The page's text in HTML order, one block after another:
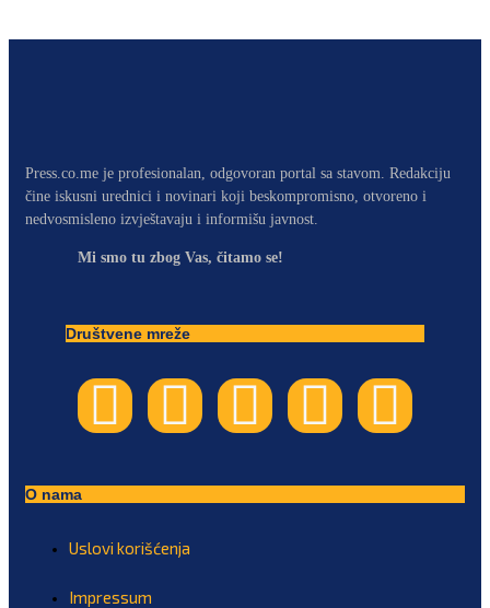
Press.co.me je profesionalan, odgovoran portal sa stavom. Redakciju
čine iskusni urednici i novinari koji beskompromisno, otvoreno i
nedvosmisleno izvještavaju i informišu javnost.
Mi smo tu zbog Vas, čitamo se!
Društvene mreže
O nama
Uslovi korišćenja
Impressum